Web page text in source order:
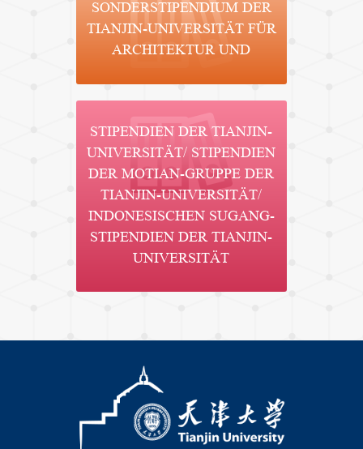
SONDERSTIPENDIUM DER
TIANJIN-UNIVERSITÄT FÜR
ARCHITEKTUR UND
STIPENDIEN DER TIANJIN-
UNIVERSITÄT/ STIPENDIEN
DER MOTIAN-GRUPPE DER
TIANJIN-UNIVERSITÄT/
INDONESISCHEN SUGANG-
STIPENDIEN DER TIANJIN-
UNIVERSITÄT